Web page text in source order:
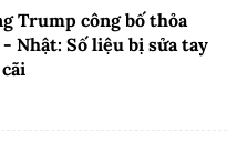
Trump công bố thỏa
Nhật: Số liệu bị sửa tay